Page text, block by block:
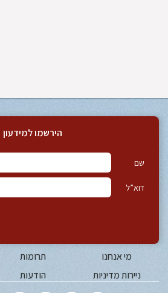
הירשמו למידעון
שם
דוא”ל
מי אנחנו תרומות
ניירות מדיניות
הודעות